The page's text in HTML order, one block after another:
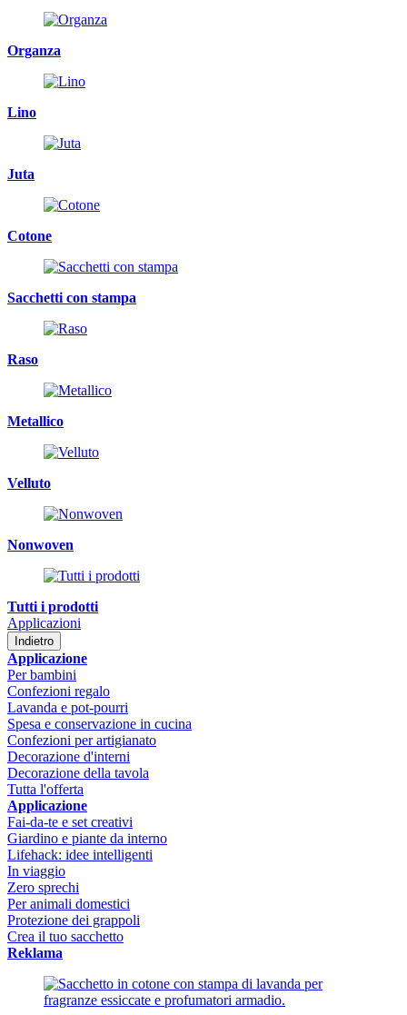
Organza
Lino
Juta
Cotone
Sacchetti con stampa
Raso
Metallico
Velluto
Nonwoven
Tutti i prodotti
Applicazioni
Indietro
Applicazione
Per bambini
Confezioni regalo
Lavanda e pot-pourri
Spesa e conservazione in cucina
Confezioni per artigianato
Decorazione d'interni
Decorazione della tavola
Tutta l'offerta
Applicazione
Fai-da-te e set creativi
Giardino e piante da interno
Lifehack: idee intelligenti
In viaggio
Zero sprechi
Per animali domestici
Protezione dei grappoli
Crea il tuo sacchetto
Reklama